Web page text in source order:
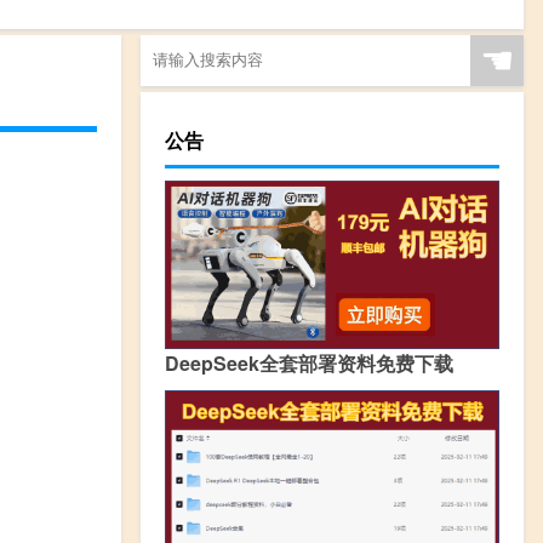
☚
公告
DeepSeek全套部署资料免费下载